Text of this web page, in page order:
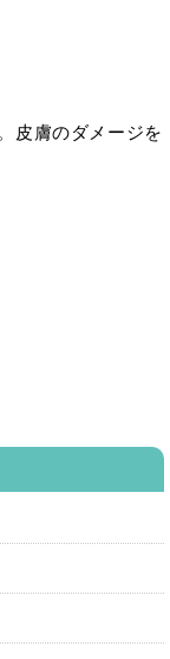
皮膚のダメージを